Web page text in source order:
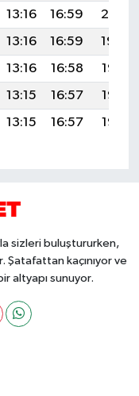
13:16 16:59
20:01
13:16 16:59
19:59
13:16 16:58
19:58
13:15 16:57
19:57
13:15 16:57 19:55
sizleri buluştururken,
kaçınıyor ve
altyapı sunuyor.